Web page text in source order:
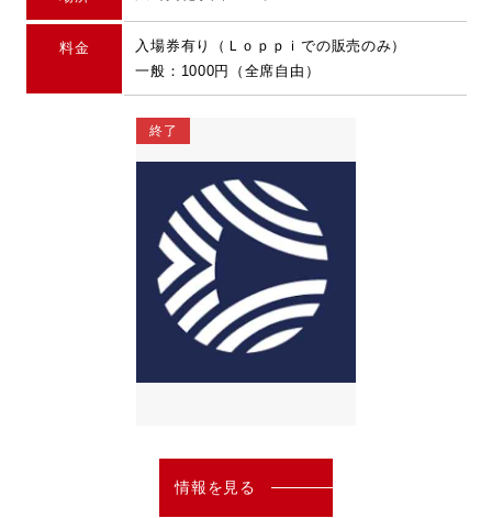
料金
入場券有り（Ｌｏｐｐｉでの販売のみ）
一般：1000円（全席自由）
終了
情報を見る